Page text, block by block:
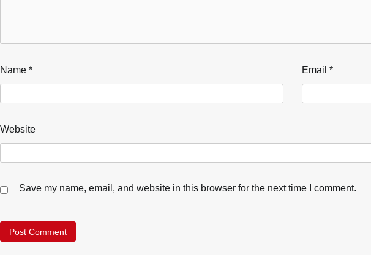
Name * Email *
Website
Save my name, email, and website in this browser for the next time I comment.